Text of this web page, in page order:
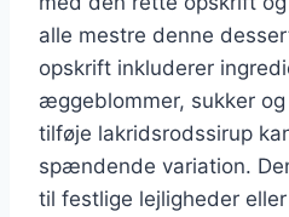
alle mestre denne
opskrift inkluderer
æggeblommer, sukker
tilføje lakridsrodssirup
spændende variation.
til festlige lejligheder